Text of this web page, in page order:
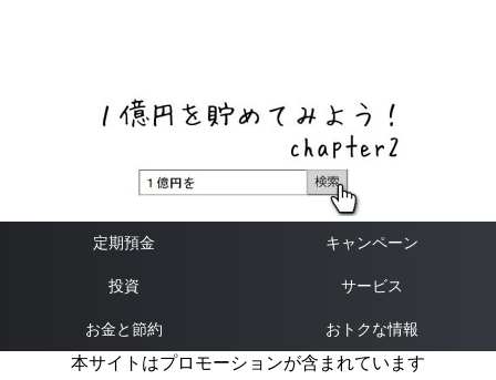
定期預金 キャンペーン
投資 サービス
お金と節約 おトクな情報
本サイトはプロモーションが含まれています